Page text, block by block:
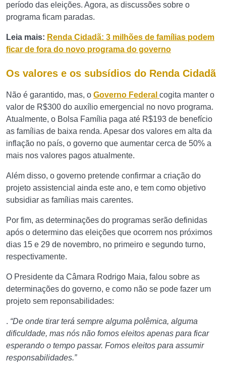
período das eleições. Agora, as discussões sobre o
programa ficam paradas.
Leia mais: Renda Cidadã: 3 milhões de famílias podem
ficar de fora do novo programa do governo
Os valores e os subsídios do Renda Cidadã
Não é garantido, mas, o Governo Federal cogita manter o
valor de R$300 do auxílio emergencial no novo programa.
Atualmente, o Bolsa Família paga até R$193 de benefício
as famílias de baixa renda. Apesar dos valores em alta da
inflação no país, o governo que aumentar cerca de 50% a
mais nos valores pagos atualmente.
Além disso, o governo pretende confirmar a criação do
projeto assistencial ainda este ano, e tem como objetivo
subsidiar as famílias mais carentes.
Por fim, as determinações do programas serão definidas
após o determino das eleições que ocorrem nos próximos
dias 15 e 29 de novembro, no primeiro e segundo turno,
respectivamente.
O Presidente da Câmara Rodrigo Maia, falou sobre as
determinações do governo, e como não se pode fazer um
projeto sem reponsabilidades:
. “De onde tirar terá sempre alguma polêmica, alguma
dificuldade, mas nós não fomos eleitos apenas para ficar
esperando o tempo passar. Fomos eleitos para assumir
responsabilidades.”